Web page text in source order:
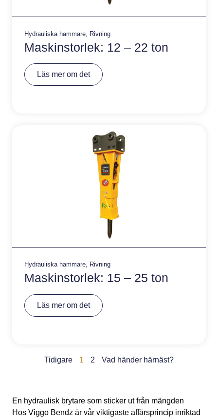
Hydrauliska hammare Rivning
Maskinstorlek: 12 – 22 ton
Läs mer om det
:
Hydrauliska hammare, Rivning
Maskinstorlek: 15 – 25 ton
Läs mer om det
e
Tidigare 1 2 Vad händer härnäst?
En hydraulisk brytare som sticker ut från mängden
Hos Viggo Bendz är vår viktigaste affärsprincip inriktad